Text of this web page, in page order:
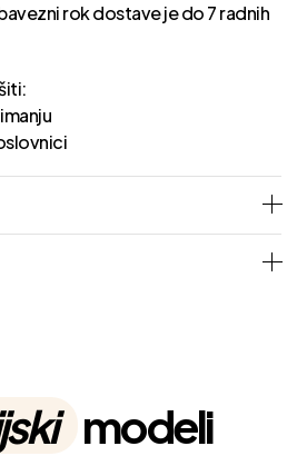
rok dostave je do 7 radnih
modeli